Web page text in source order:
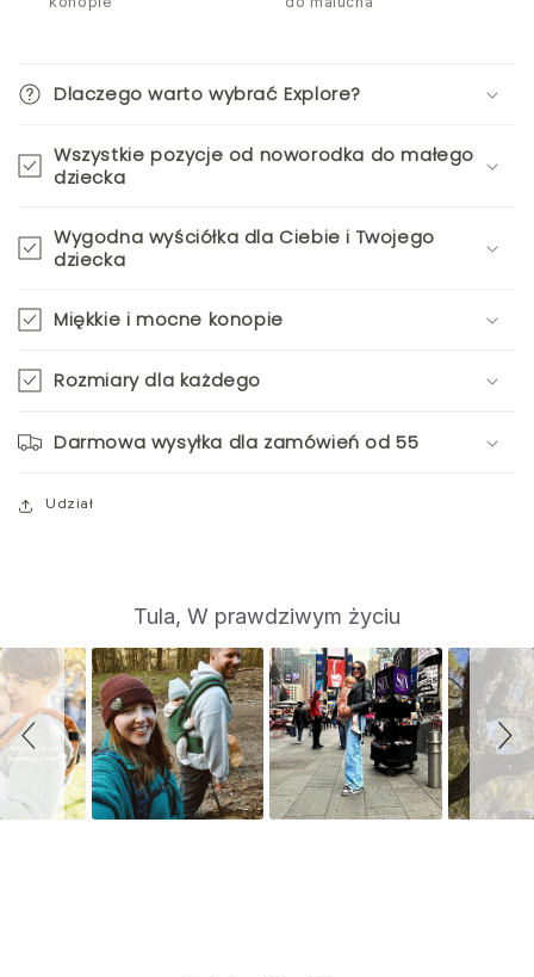
konopie
do malucha
Dlaczego warto wybrać Explore?
Wszystkie pozycje od noworodka do małego
dziecka
Wygodna wyściółka dla Ciebie i Twojego
dziecka
Miękkie i mocne konopie
Rozmiary dla każdego
Darmowa wysyłka dla zamówień od 55
Udział
i
d
e
s
h
o
Tula, W prawdziwym życiu